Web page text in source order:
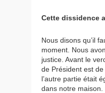
Cette dissidence
Nous disons qu’il
moment. Nous
justice. Avant le
de Président est
l’autre partie était
dans notre maison.